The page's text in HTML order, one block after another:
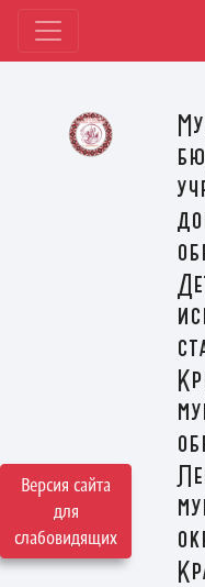
Версия сайта
для
слабовидящих